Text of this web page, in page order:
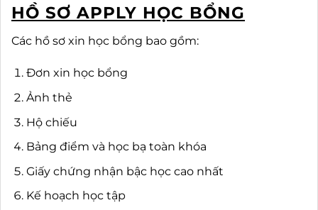
HỒ SƠ APPLY HỌC BỔNG
Các hồ sơ xin học bổng bao gồm:
Đơn xin học bổng
Ảnh thẻ
Hộ chiếu
Bảng điểm và học bạ toàn khóa
Giấy chứng nhận bậc học cao nhất
Kế hoạch học tập